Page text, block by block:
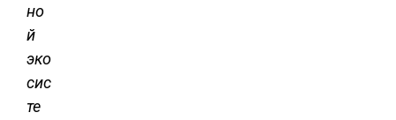
но
й
эко
сис
те